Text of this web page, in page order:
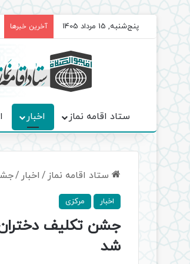
پنج‌شنبه, 15 مرداد 1405 آخرین خبرها
ستاد اقامه نماز اخبار
ستاد اقامه نماز / اخبار /
اخبار مرکزی
جشن تکلیف
شد